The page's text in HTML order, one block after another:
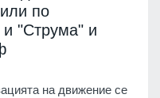
по
и "Струма" и
на движение се